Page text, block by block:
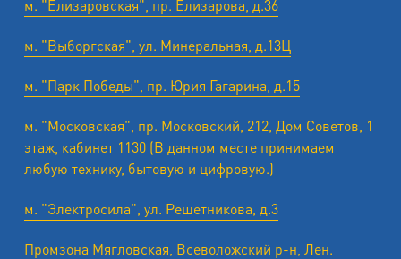
м. "Елизаровская", пр. Елизарова, д.36
м. "Выборгская", ул. Минеральная, д.13Ц
м. "Парк Победы", пр. Юрия Гагарина, д.15
м. "Московская", пр. Московский, 212, Дом Советов, 1
этаж, кабинет 1130 (В данном месте принимаем
любую технику, бытовую и цифровую.)
м. "Электросила", ул. Решетникова, д.3
Промзона Мягловская, Всеволожский р-н, Лен.